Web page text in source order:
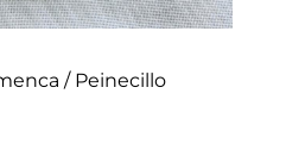
/ Peinecillo